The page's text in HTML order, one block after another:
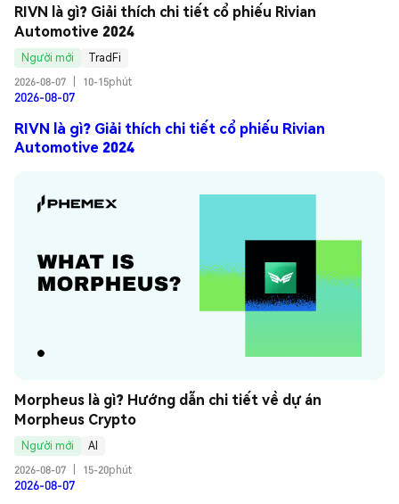
RIVN là gì? Giải thích chi tiết cổ phiếu Rivian
Automotive 2024
Người mới
TradFi
2026-08-07
10-15phút
2026-08-07
RIVN là gì? Giải thích chi tiết cổ phiếu Rivian
Automotive 2024
Morpheus là gì? Hướng dẫn chi tiết về dự án
Morpheus Crypto
Người mới
AI
2026-08-07
15-20phút
2026-08-07